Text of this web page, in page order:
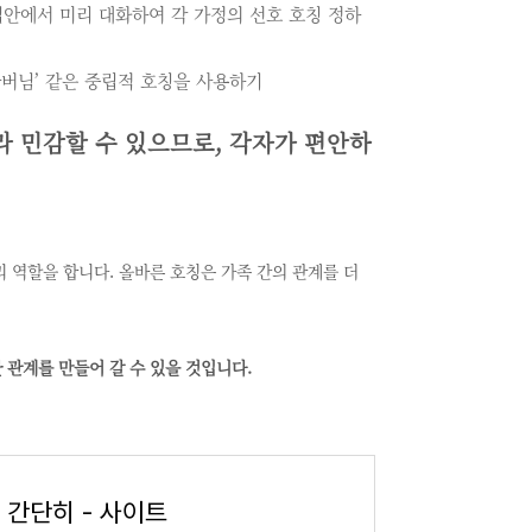
에서 미리 대화하여 각 가정의 선호 호칭 정하
님’ 같은 중립적 호칭을 사용하기
민감할 수 있으므로, 각자가 편안하
할을 합니다. 올바른 호칭은 가족 간의 관계를 더
계를 만들어 갈 수 있을 것입니다.
단히 - 사이트